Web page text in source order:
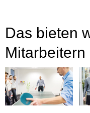
Das bieten
Mitarbeitern